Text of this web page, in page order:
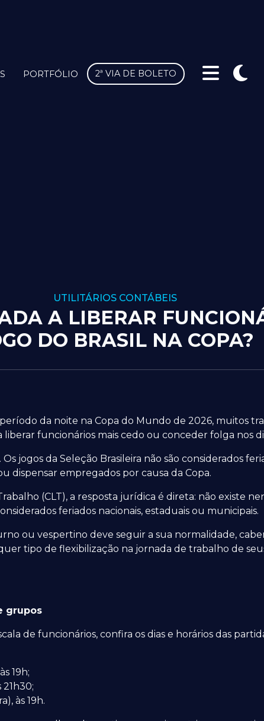
PORTFÓLIO 2ª VIA DE BOLETO
UTILITÁRIOS CONTÁBEIS
A LIBERAR
DO BRASIL NA COPA?
da noite na Copa do Mundo de 2026, muitos
funcionários mais cedo ou conceder folga nos
jogos da Seleção Brasileira não são considerados
dispensar empregados por causa da Copa.
(CLT), a resposta jurídica é direta: não existe
feriados nacionais, estaduais ou municipais.
ou vespertino deve seguir a sua normalidade,
tipo de flexibilização na jornada de trabalho de
grupos
de funcionários, confira os dias e horários das
19h;
21h30;
às 19h.